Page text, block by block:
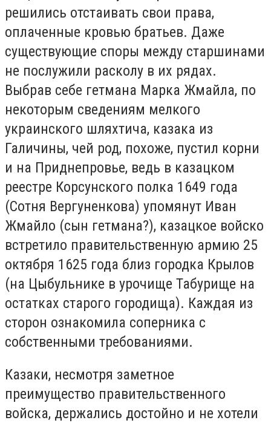
решились отстаивать свои права,
оплаченные кровью братьев. Даже
существующие споры между старшинами
не послужили расколу в их рядах.
Выбрав себе гетмана Марка Жмайла, по
некоторым сведениям мелкого
украинского шляхтича, казака из
Галичины, чей род, похоже, пустил корни
и на Приднепровье, ведь в казацком
реестре Корсунского полка 1649 года
(Сотня Вергуненкова) упомянут Иван
Жмайло (сын гетмана?), казацкое войско
встретило правительственную армию 25
октября 1625 года близ городка Крылов
(на Цыбульнике в урочище Табурище на
остатках старого городища). Каждая из
сторон ознакомила соперника с
собственными требованиями.
Казаки, несмотря заметное
преимущество правительственного
войска, держались достойно и не хотели